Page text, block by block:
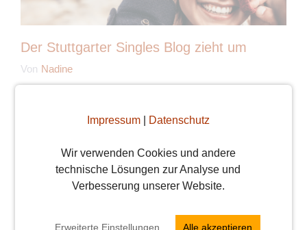
Impressum| Datenschutz
Wir verwenden Cookies und andere
technische Lösungen zur Analyse und
Verbesserung unserer Website.
Erweiterte Einstellungen Alle akzeptieren
Der Stuttgarter Singles Blog zieht um
Von Nadine
Ankündigungs-Beitrag? In der Zwischenzeit
heißen jetzt Funkenflug. Alle unsere
geliebten Singlestädte (München, Berlin,